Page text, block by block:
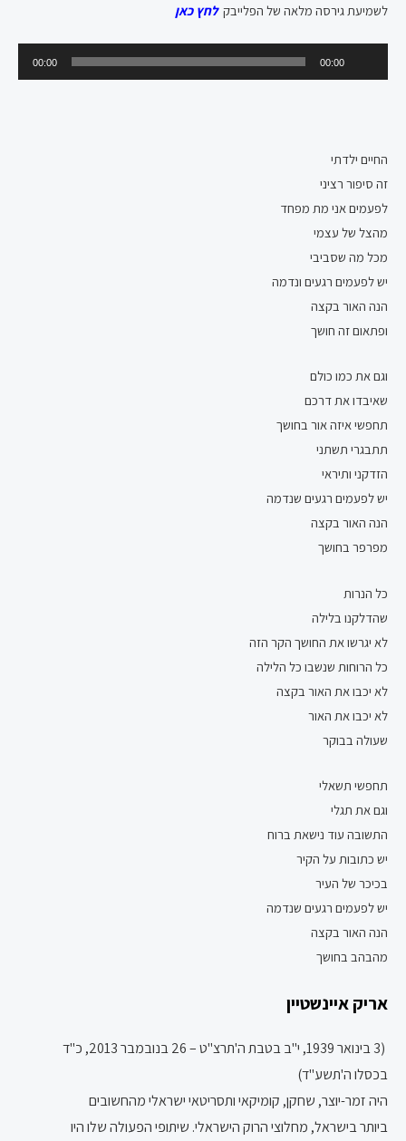
לשמיעת גירסה מלאה של הפלייבקלחץ כאן
אודיו
00:00
00:00
החיים ילדתי
זה סיפור רציני
לפעמים אני מת מפחד
מהצל של עצמי
מכל מה שסביבי
יש לפעמים רגעים ונדמה
הנה האור בקצה
ופתאום זה חושך
וגם את כמו כולם
שאיבדו את דרכם
תחפשי איזה אור בחושך
תתבגרי תשתני
הזדקני ותיראי
יש לפעמים רגעים שנדמה
הנה האור בקצה
מפרפר בחושך
כל הנרות
שהדלקנו בלילה
לא יגרשו את החושך הקר הזה
כל הרוחות שנשבו כל הלילה
לא יכבו את האור בקצה
לא יכבו את האור
שעולה בבוקר
תחפשי תשאלי
וגם את תגלי
התשובה עוד נישאת ברוח
יש כתובות על הקיר
בכיכר של העיר
יש לפעמים רגעים שנדמה
הנה האור בקצה
מהבהב בחושך
אריק איינשטיין
(3 בינואר 1939
, י"ב בטבתה'תרצ"ט–26 בנובמבר 2013
, כ"ד
בכסלוה'תשע"ד)
היהזמר-יוצר, שחקן, קומיקאיותסריטאיישראלימהחשובים
ביותרבישראל, מחלוצי הרוק הישראלי. שיתופי הפעולה שלו היו